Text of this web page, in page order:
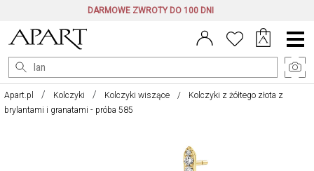
DARMOWE ZWROTY DO 100 DNI
Menu
główne
Apart.pl Kolczyki Kolczyki wiszące
Kolczyki z żółtego złota z
brylantami i granatami - próba 585